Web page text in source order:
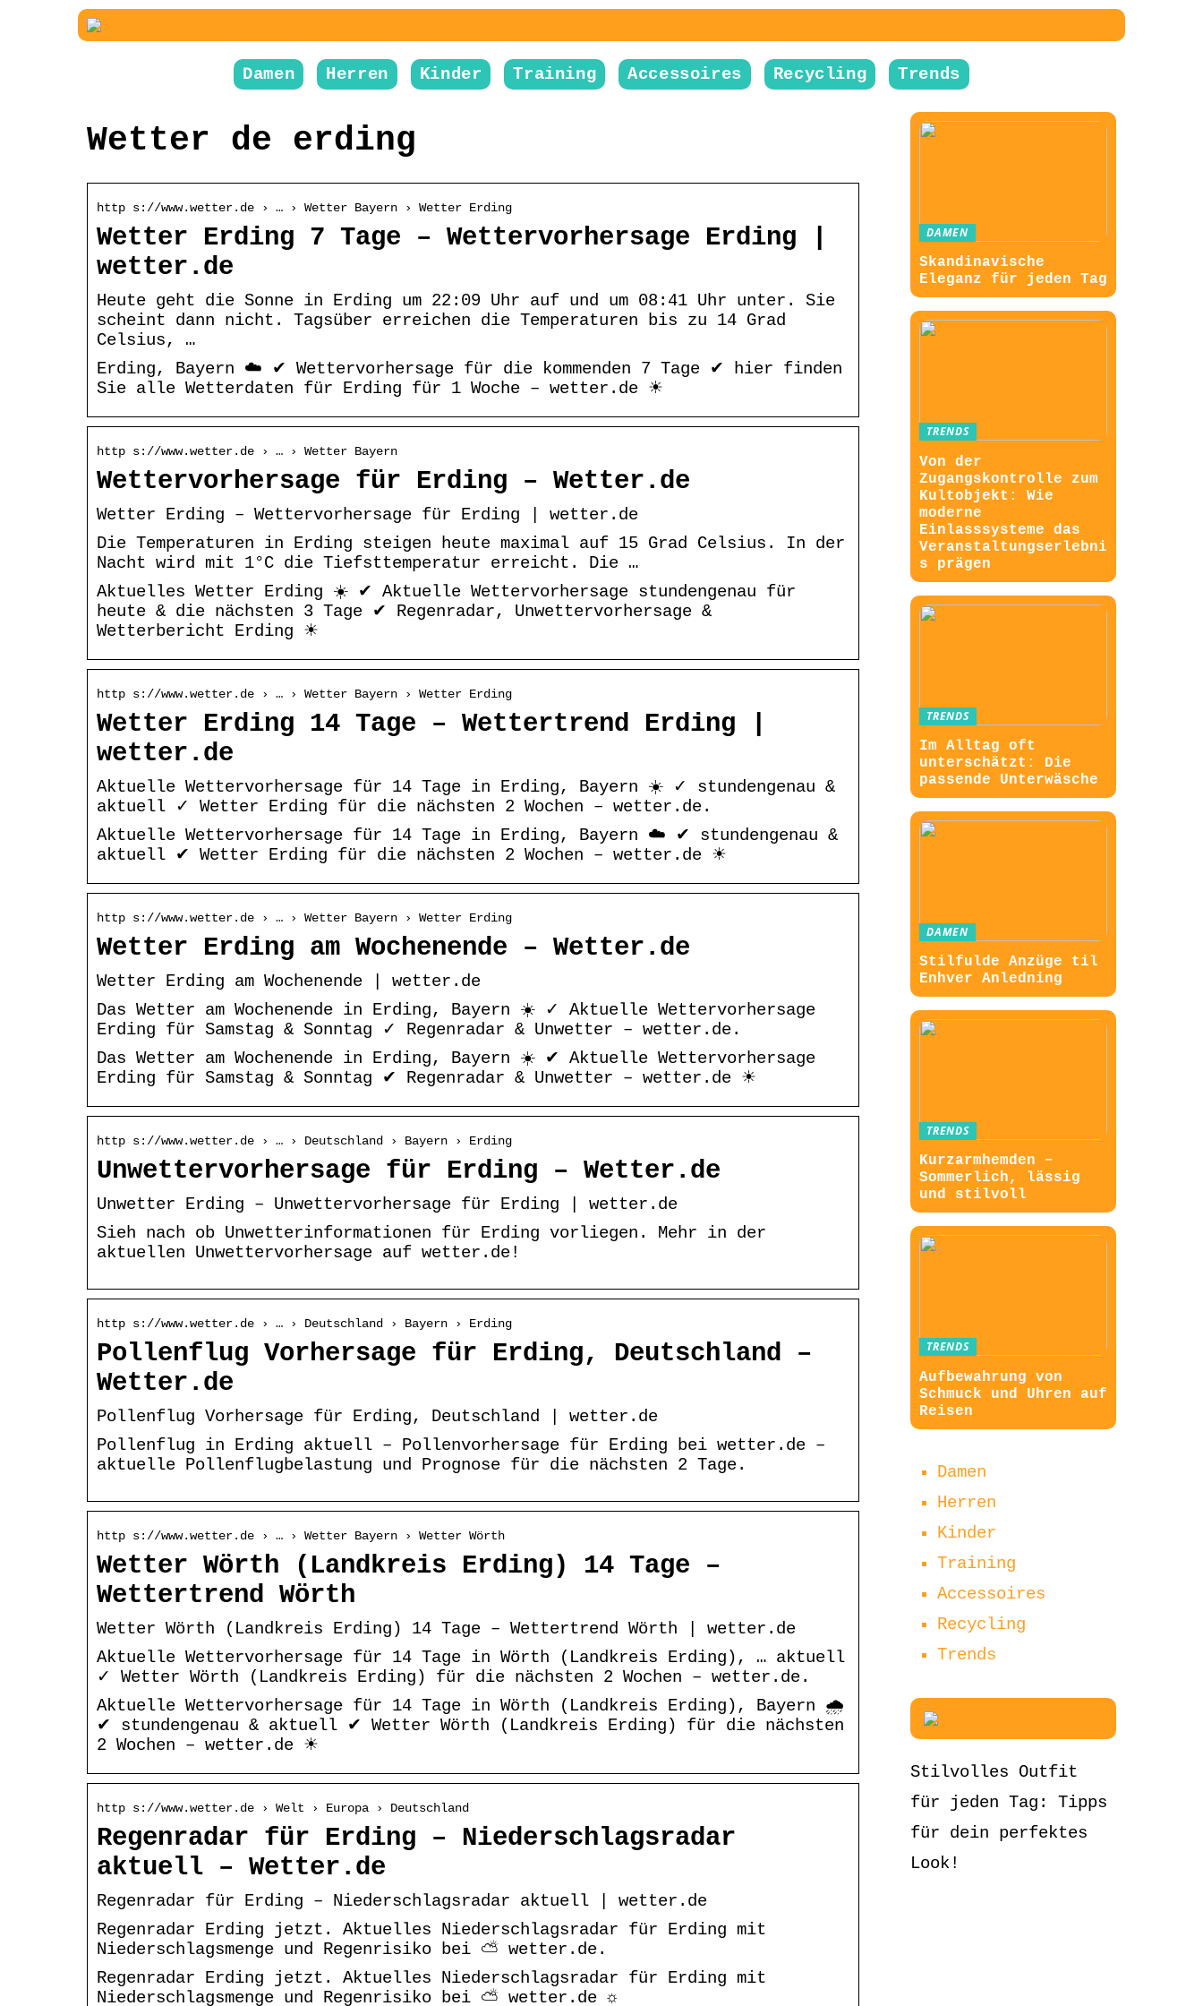
Damen Herren Kinder Training Accessoires Recycling Trends
Wetter de erding
http s://www.wetter.de › … › Wetter Bayern › Wetter Erding
Wetter Erding 7 Tage – Wettervorhersage Erding |
wetter.de
Heute geht die Sonne in Erding um 22:09 Uhr auf und um 08:41 Uhr unter. Sie
scheint dann nicht. Tagsüber erreichen die Temperaturen bis zu 14 Grad
Celsius, …
Erding, Bayern ☁️ ✔ Wettervorhersage für die kommenden 7 Tage ✔ hier finden
Sie alle Wetterdaten für Erding für 1 Woche – wetter.de ☀
http s://www.wetter.de › … › Wetter Bayern
Wettervorhersage für Erding – Wetter.de
Wetter Erding – Wettervorhersage für Erding | wetter.de
Die Temperaturen in Erding steigen heute maximal auf 15 Grad Celsius. In der
Nacht wird mit 1°C die Tiefsttemperatur erreicht. Die …
Aktuelles Wetter Erding ☀️ ✔ Aktuelle Wettervorhersage stundengenau für
heute & die nächsten 3 Tage ✔ Regenradar, Unwettervorhersage &
Wetterbericht Erding ☀
http s://www.wetter.de › … › Wetter Bayern › Wetter Erding
Wetter Erding 14 Tage – Wettertrend Erding |
wetter.de
Aktuelle Wettervorhersage für 14 Tage in Erding, Bayern ☀️ ✓ stundengenau &
aktuell ✓ Wetter Erding für die nächsten 2 Wochen – wetter.de.
Aktuelle Wettervorhersage für 14 Tage in Erding, Bayern ☁️ ✔ stundengenau &
aktuell ✔ Wetter Erding für die nächsten 2 Wochen – wetter.de ☀
http s://www.wetter.de › … › Wetter Bayern › Wetter Erding
Wetter Erding am Wochenende – Wetter.de
Wetter Erding am Wochenende | wetter.de
Das Wetter am Wochenende in Erding, Bayern ☀️ ✓ Aktuelle Wettervorhersage
Erding für Samstag & Sonntag ✓ Regenradar & Unwetter – wetter.de.
Das Wetter am Wochenende in Erding, Bayern ☀️ ✔ Aktuelle Wettervorhersage
Erding für Samstag & Sonntag ✔ Regenradar & Unwetter – wetter.de ☀
http s://www.wetter.de › … › Deutschland › Bayern › Erding
Unwettervorhersage für Erding – Wetter.de
Unwetter Erding – Unwettervorhersage für Erding | wetter.de
Sieh nach ob Unwetterinformationen für Erding vorliegen. Mehr in der
aktuellen Unwettervorhersage auf wetter.de!
http s://www.wetter.de › … › Deutschland › Bayern › Erding
Pollenflug Vorhersage für Erding, Deutschland –
Wetter.de
Pollenflug Vorhersage für Erding, Deutschland | wetter.de
Pollenflug in Erding aktuell – Pollenvorhersage für Erding bei wetter.de –
aktuelle Pollenflugbelastung und Prognose für die nächsten 2 Tage.
http s://www.wetter.de › … › Wetter Bayern › Wetter Wörth
Wetter Wörth (Landkreis Erding) 14 Tage –
Wettertrend Wörth
Wetter Wörth (Landkreis Erding) 14 Tage – Wettertrend Wörth | wetter.de
Aktuelle Wettervorhersage für 14 Tage in Wörth (Landkreis Erding), … aktuell
✓ Wetter Wörth (Landkreis Erding) für die nächsten 2 Wochen – wetter.de.
Aktuelle Wettervorhersage für 14 Tage in Wörth (Landkreis Erding), Bayern 🌧️
✔ stundengenau & aktuell ✔ Wetter Wörth (Landkreis Erding) für die nächsten
2 Wochen – wetter.de ☀
http s://www.wetter.de › Welt › Europa › Deutschland
Regenradar für Erding – Niederschlagsradar
aktuell – Wetter.de
Regenradar für Erding – Niederschlagsradar aktuell | wetter.de
Regenradar Erding jetzt. Aktuelles Niederschlagsradar für Erding mit
Niederschlagsmenge und Regenrisiko bei ⛅ wetter.de.
Regenradar Erding jetzt. Aktuelles Niederschlagsradar für Erding mit
Niederschlagsmenge und Regenrisiko bei ⛅ wetter.de ☼
DAMEN
Skandinavische
Eleganz für jeden Tag
TRENDS
Von der
Zugangskontrolle zum
Kultobjekt: Wie
moderne
Einlasssysteme das
Veranstaltungserlebni
s prägen
TRENDS
Im Alltag oft
unterschätzt: Die
passende Unterwäsche
DAMEN
Stilfulde Anzüge til
Enhver Anledning
TRENDS
Kurzarmhemden –
Sommerlich, lässig
und stilvoll
TRENDS
Aufbewahrung von
Schmuck und Uhren auf
Reisen
Damen
Herren
Kinder
Training
Accessoires
Recycling
Trends
Stilvolles Outfit
für jeden Tag: Tipps
für dein perfektes
Look!